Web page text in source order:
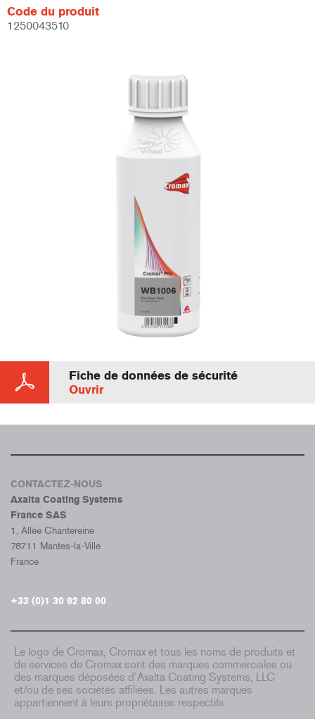
Code du produit
1250043510
Fiche de données de sécurité
Ouvrir
CONTACTEZ-NOUS
Axalta Coating Systems
France SAS
1, Allée Chantereine
78711 Mantes-la-Ville
France
+33 (0)1 30 92 80 00
Le logo de Cromax, Cromax et tous les noms de produits et
de services de Cromax sont des marques commerciales ou
des marques déposées d’Axalta Coating Systems, LLC
et/ou de ses sociétés affiliées. Les autres marques
appartiennent à leurs propriétaires respectifs.